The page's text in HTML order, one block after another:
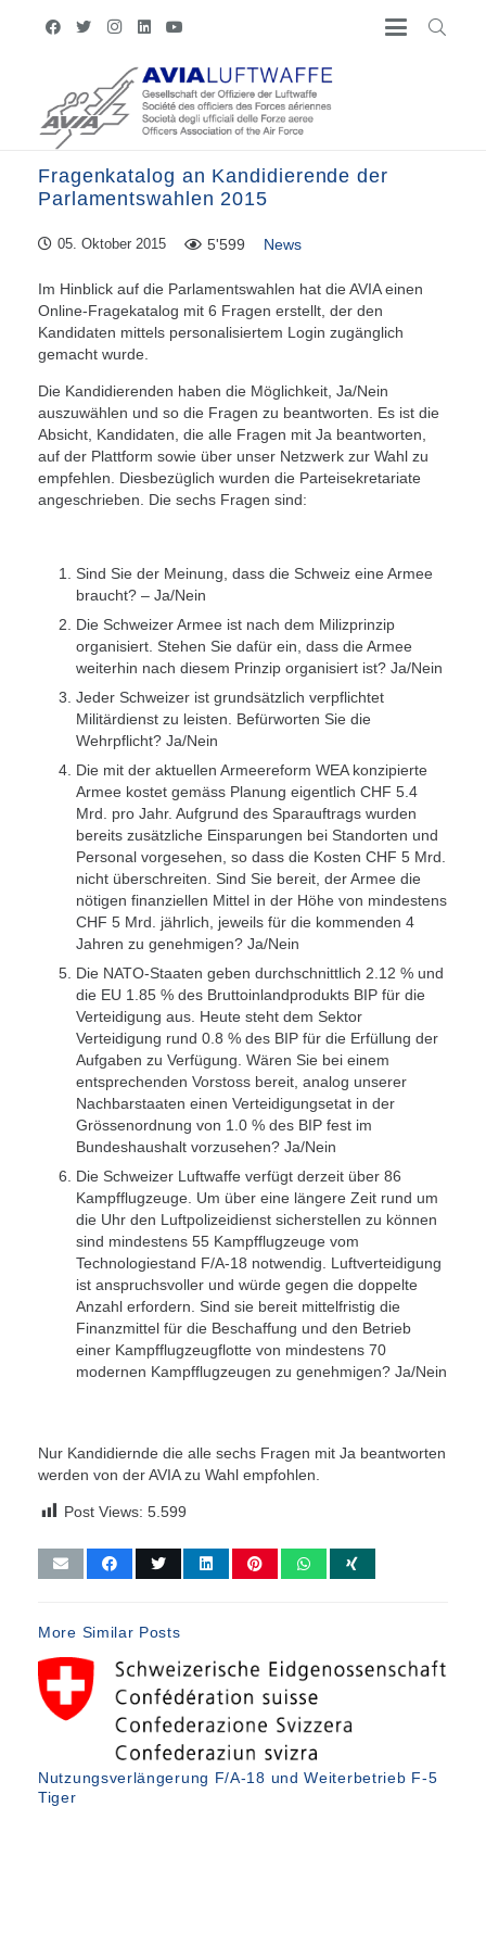
Fragenkatalog an Kandidierende der
Parlamentswahlen 2015
05. Oktober 2015 5'599 News
Im Hinblick auf die Parlamentswahlen hat die AVIA einen
Online-Fragekatalog mit 6 Fragen erstellt, der den
Kandidaten mittels personalisiertem Login zugänglich
gemacht wurde.
Die Kandidierenden haben die Möglichkeit, Ja/Nein
auszuwählen und so die Fragen zu beantworten. Es ist die
Absicht, Kandidaten, die alle Fragen mit Ja beantworten,
auf der Plattform sowie über unser Netzwerk zur Wahl zu
empfehlen. Diesbezüglich wurden die Parteisekretariate
angeschrieben. Die sechs Fragen sind:
Sind Sie der Meinung, dass die Schweiz eine Armee
braucht? – Ja/Nein
Die Schweizer Armee ist nach dem Milizprinzip
organisiert. Stehen Sie dafür ein, dass die Armee
weiterhin nach diesem Prinzip organisiert ist? Ja/Nein
Jeder Schweizer ist grundsätzlich verpflichtet
Militärdienst zu leisten. Befürworten Sie die
Wehrpflicht? Ja/Nein
Die mit der aktuellen Armeereform WEA konzipierte
Armee kostet gemäss Planung eigentlich CHF 5.4
Mrd. pro Jahr. Aufgrund des Sparauftrags wurden
bereits zusätzliche Einsparungen bei Standorten und
Personal vorgesehen, so dass die Kosten CHF 5 Mrd.
nicht überschreiten. Sind Sie bereit, der Armee die
nötigen finanziellen Mittel in der Höhe von mindestens
CHF 5 Mrd. jährlich, jeweils für die kommenden 4
Jahren zu genehmigen? Ja/Nein
Die NATO-Staaten geben durchschnittlich 2.12 % und
die EU 1.85 % des Bruttoinlandprodukts BIP für die
Verteidigung aus. Heute steht dem Sektor
Verteidigung rund 0.8 % des BIP für die Erfüllung der
Aufgaben zu Verfügung. Wären Sie bei einem
entsprechenden Vorstoss bereit, analog unserer
Nachbarstaaten einen Verteidigungsetat in der
Grössenordnung von 1.0 % des BIP fest im
Bundeshaushalt vorzusehen? Ja/Nein
Die Schweizer Luftwaffe verfügt derzeit über 86
Kampfflugzeuge. Um über eine längere Zeit rund um
die Uhr den Luftpolizeidienst sicherstellen zu können
sind mindestens 55 Kampfflugzeuge vom
Technologiestand F/A-18 notwendig. Luftverteidigung
ist anspruchsvoller und würde gegen die doppelte
Anzahl erfordern. Sind sie bereit mittelfristig die
Finanzmittel für die Beschaffung und den Betrieb
einer Kampfflugzeugflotte von mindestens 70
modernen Kampfflugzeugen zu genehmigen? Ja/Nein
Nur Kandidiernde die alle sechs Fragen mit Ja beantworten
werden von der AVIA zu Wahl empfohlen.
Post Views: 5.599
More Similar Posts
Nutzungsverlängerung F/A-18 und Weiterbetrieb F-5
Tiger